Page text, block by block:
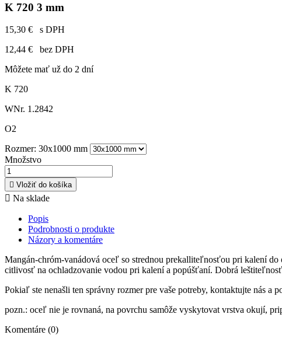
K 720 3 mm
15,30 €
s DPH
12,44 €
bez DPH
Môžete mať už do 2 dní
K 720
WNr. 1.2842
O2
Rozmer: 30x1000 mm
Množstvo
 Vložiť do košíka
 Na sklade
Popis
Podrobnosti o produkte
Názory a komentáre
Mangán-chróm-vanádová oceľ so strednou prekalliteľnosťou pri kalení
citlivosť na ochladzovanie vodou pri kalení a popúšťaní. Dobrá
Pokiaľ ste nenašli ten správny rozmer pre vaše potreby, kontaktujte nás a
pozn.: oceľ nie je rovnaná, na povrchu samôže vyskytovat vrstva okují,
Komentáre (0)